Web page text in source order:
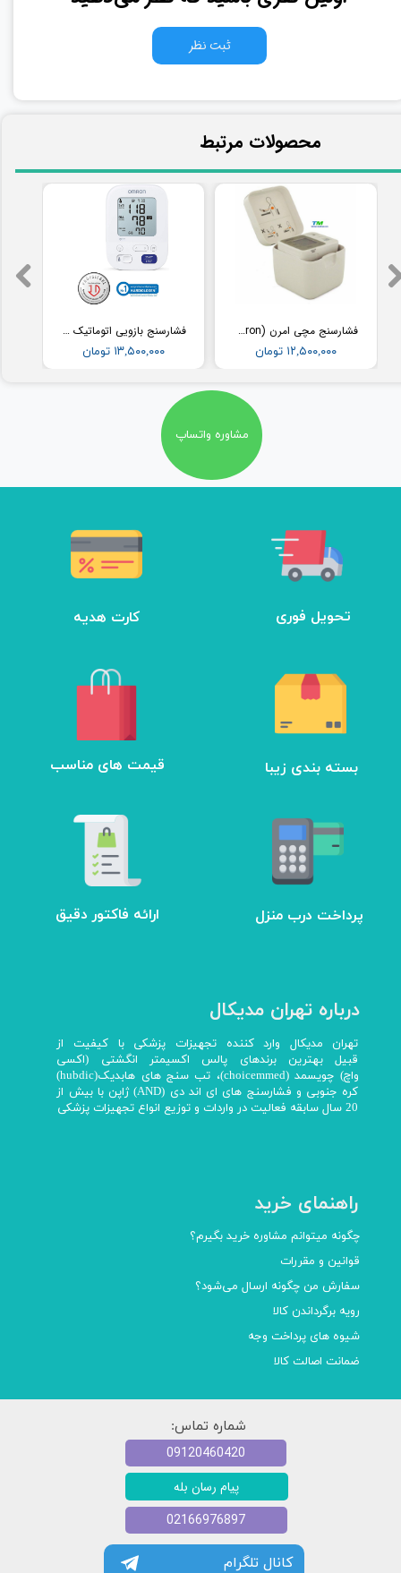
ثبت نظر
فشارسنج بازویی اتوماتیک با کاف پهن امرن (OMRON) مدل M3
۱۳,۵۰۰,۰۰۰ تومان
فشارسنج مچی امرن (Omron) مدل RS2
۱۲,۵۰۰,۰۰۰ تومان
​محصولات مرتبط
مشاوره واتساپ
تحویل فوری کارت هدیه
​قیمت های مناسب بسته بندی زیبا
ارائه فاکتور دقیق پرداخت درب منزل
درباره تهران مدیکال
تهران مدیکال وارد کننده تجهیزات پزشکی با کیفیت از
قبیل بهترین برندهای پالس اکسیمتر انگشتی (اکسی
واچ) چویسمد (choicemmed)، تب سنج های هابدیک(hubdic)
کره جنوبی و فشارسنج های ای اند دی (AND) ژاپن با بیش از
20 سال سابقه فعالیت در واردات و توزیع انواع تجهیزات پزشکی
راهنمای خرید
چگونه میتوانم مشاوره خرید بگیرم؟
قوانین و مقررات
سفارش من چگونه ارسال می‌شود؟
رویه برگرداندن کالا
شیوه های پرداخت وجه
ضمانت اصالت کالا
شماره تماس:
کانال تلگرام
پیام رسان بله
09120460420
02166976897